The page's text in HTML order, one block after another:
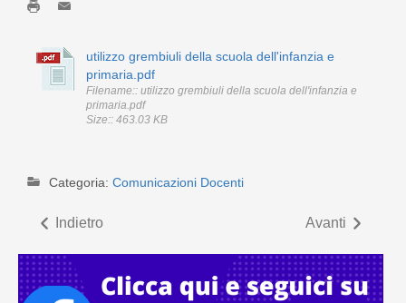
utilizzo grembiuli della scuola dell'infanzia e
primaria.pdf
Filename:: utilizzo grembiuli della scuola dell'infanzia e
primaria.pdf
Size:: 463.03 KB
Categoria: Comunicazioni Docenti
Indietro Avanti